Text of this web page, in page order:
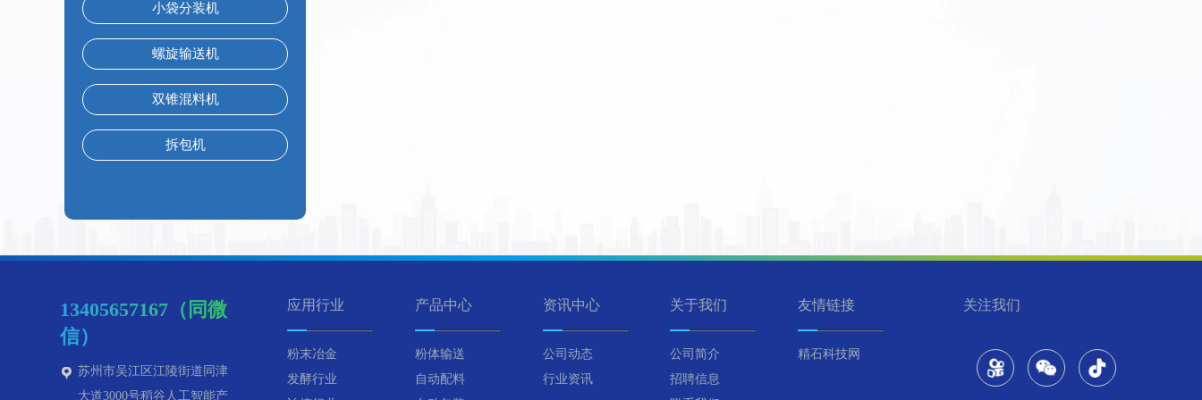
小袋分装机
螺旋输送机
双锥混料机
拆包机
13405657167（同微
信）
苏州市吴江区江陵街道同津
大道3000号稻谷人工智能产
应用行业
粉末冶金
发酵行业
产品中心
粉体输送
自动配料
资讯中心
公司动态
行业资讯
关于我们
公司简介
招聘信息
友情链接
精石科技网
关注我们